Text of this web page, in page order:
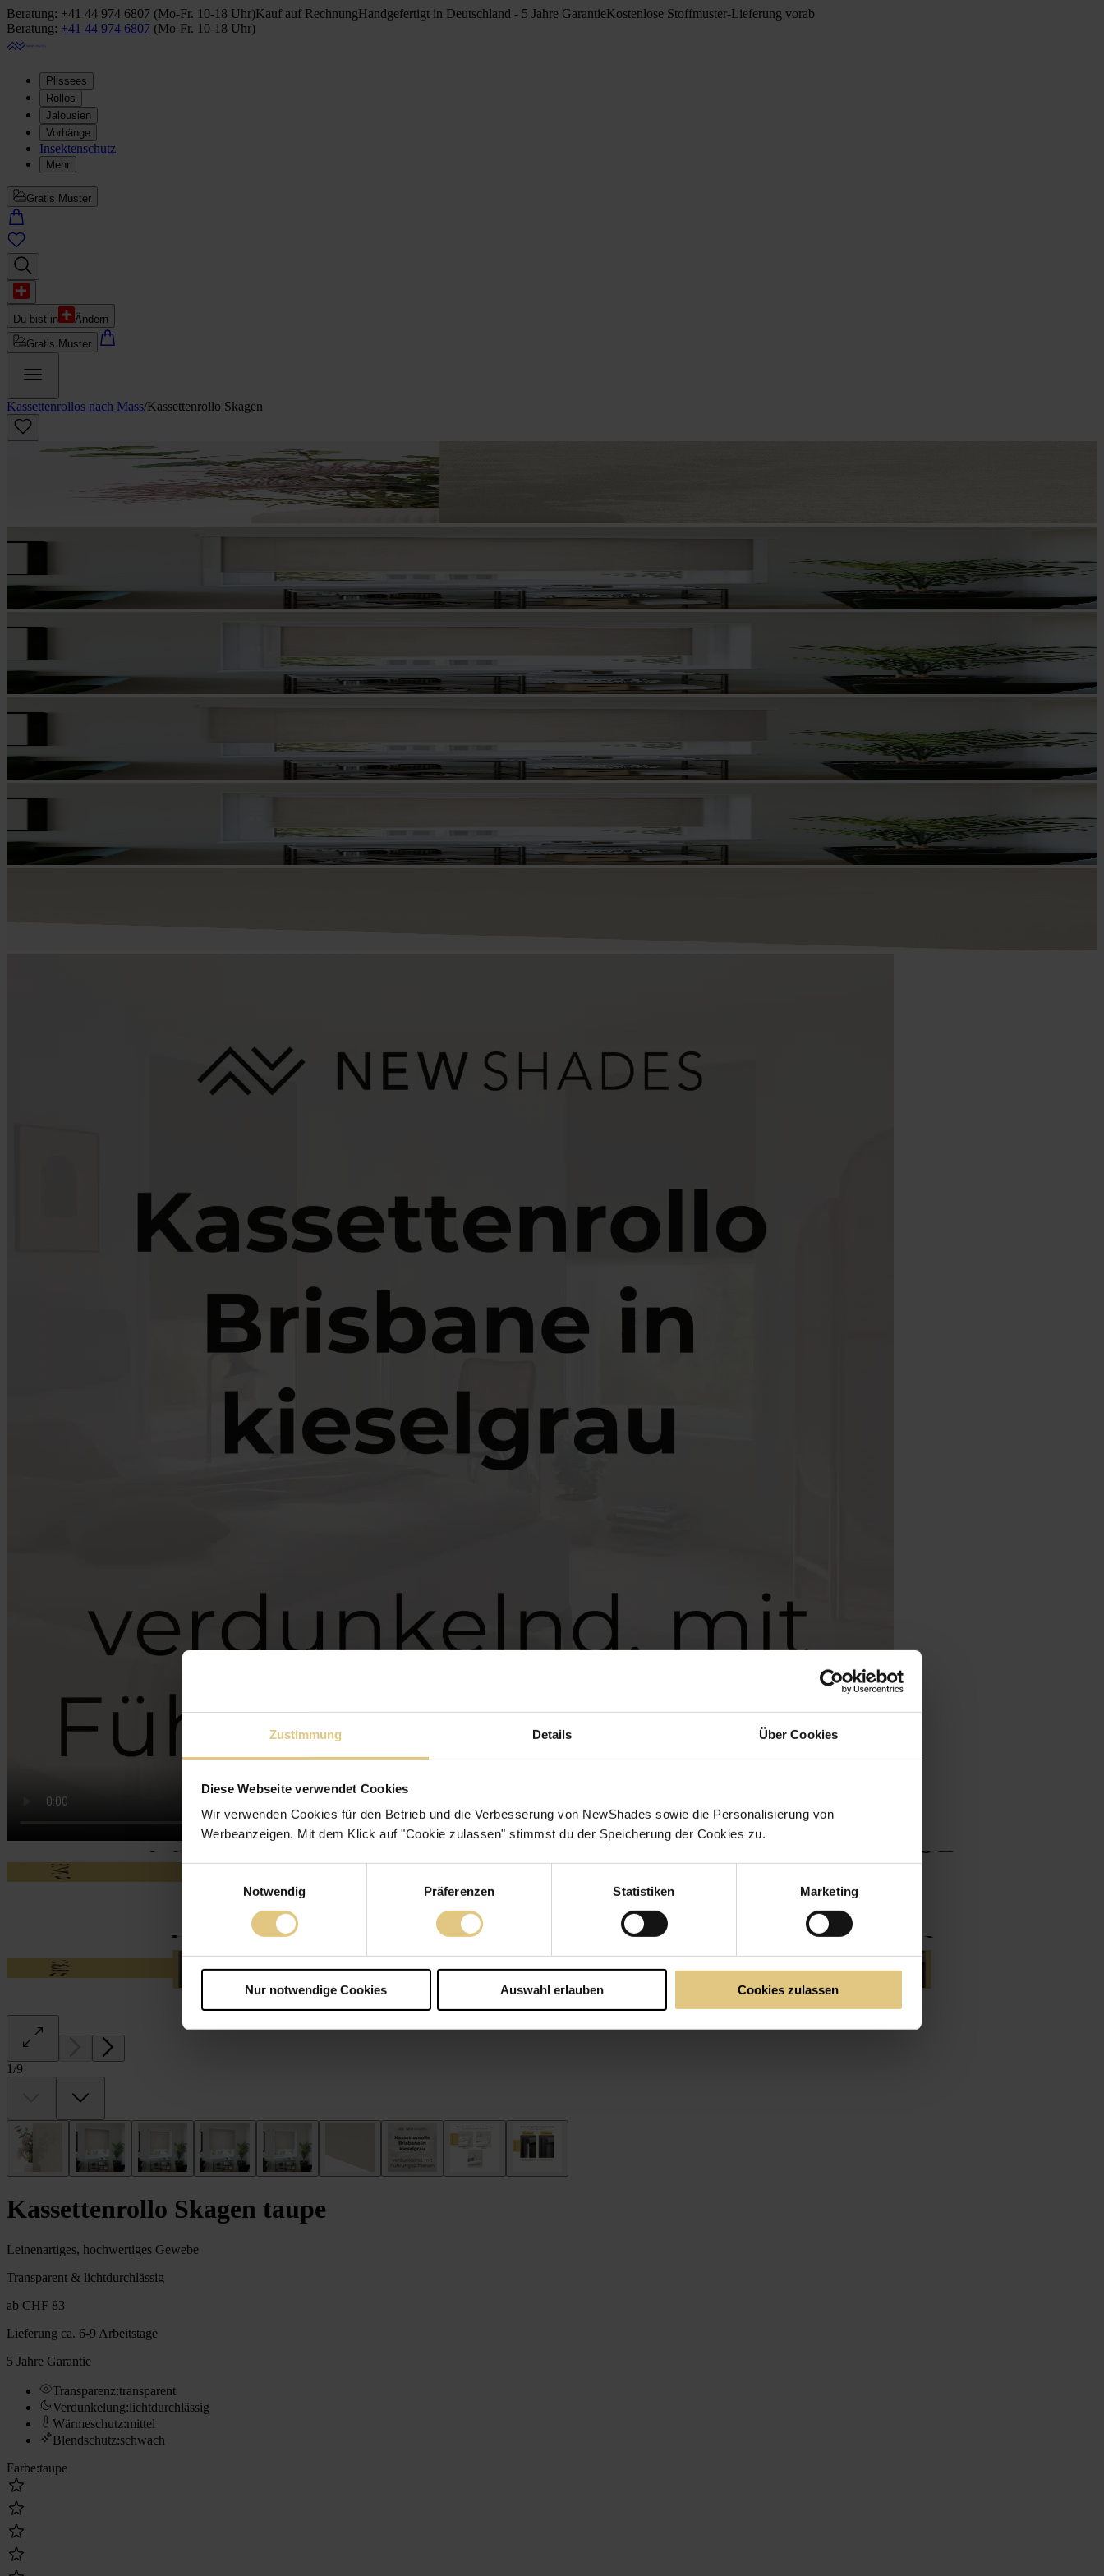
Zustimmung Details Über Cookies
Diese Webseite verwendet Cookies
Wir verwenden Cookies für den Betrieb und die Verbesserung von NewShades sowie die Personalisierung von
Werbeanzeigen. Mit dem Klick auf "Cookie zulassen" stimmst du der Speicherung der Cookies zu.
Notwendig
Präferenzen Statistiken Marketing
Nur notwendige Cookies Auswahl erlauben Cookies zulassen
Beratung: +41 44 974 6807 (Mo-Fr. 10-18 Uhr)Kauf auf RechnungHandgefertigt in Deutschland - 5 Jahre GarantieKostenlose Stoffmuster-Lieferung vorab
Beratung: +41 44 974 6807 (Mo-Fr. 10-18 Uhr)
Plissees
Rollos
Jalousien
Vorhänge
Insektenschutz
Mehr
Gratis Muster
Du bist in
Ändern
Gratis Muster
Kassettenrollos nach Mass/Kassettenrollo Skagen
1/9
Kassettenrollo Skagen taupe
Leinenartiges, hochwertiges Gewebe
Transparent & lichtdurchlässig
ab CHF 83
Lieferung ca. 6-9 Arbeitstage
5 Jahre Garantie
Transparenz:transparent
Verdunkelung:lichtdurchlässig
Wärmeschutz:mittel
Blendschutz:schwach
Farbe:taupe